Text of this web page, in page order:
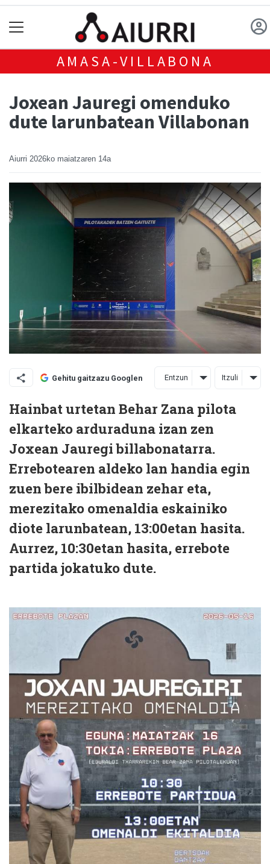
AMASA-VILLABONA
Joxean Jauregi omenduko
dute larunbatean Villabonan
Aiurri 2026ko maiatzaren 14a
Gehitu gaitzazu Googlen Entzun Itzuli
Hainbat urtetan Behar Zana pilota
elkarteko arduraduna izan zen
Joxean Jauregi billabonatarra.
Errebotearen aldeko lan handia egin
zuen bere ibilbidean zehar eta,
merezitako omenaldia eskainiko
diote larunbatean, 13:00etan hasita.
Aurrez, 10:30etan hasita, errebote
partida jokatuko dute.